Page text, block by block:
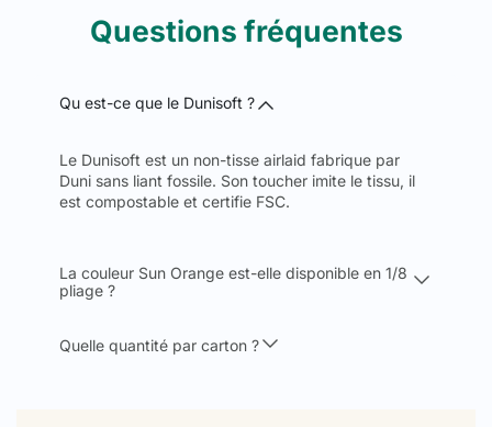
Questions fréquentes
Qu est-ce que le Dunisoft ?
Le Dunisoft est un non-tisse airlaid fabrique par
Duni sans liant fossile. Son toucher imite le tissu, il
est compostable et certifie FSC.
La couleur Sun Orange est-elle disponible en 1/8
pliage ?
Quelle quantité par carton ?